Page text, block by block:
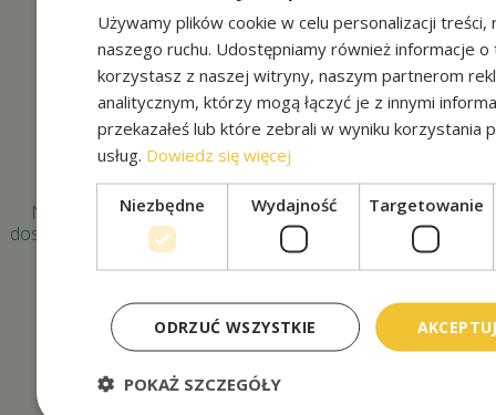
Najwyższej jakości sportowo-ogrodowy trawnik z rolki z
dostawą na terenie całej Polski i w Europie. Wyjątkowo trwały
w eksploatacji, dedykowany jest m.in. do ogrodów
przydomowych i terenów rekreacyjnych.
Mapa Strony
O FIRMIE
Używamy plików cookie w celu personalizacji treści,
naszego ruchu. Udostępniamy również informacje o
korzystasz z naszej witryny, naszym partnerom
analitycznym, którzy mogą łączyć je z innymi
przekazałeś lub które zebrali w wyniku korzystania
usług. Dowiedz się więcej
Niezbędne Wydajność Targetowanie
ODRZUĆ WSZYSTKIE
POKAŻ SZCZEGÓŁY